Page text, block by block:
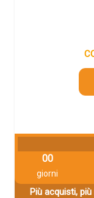
00
giorni
Più acquisti,